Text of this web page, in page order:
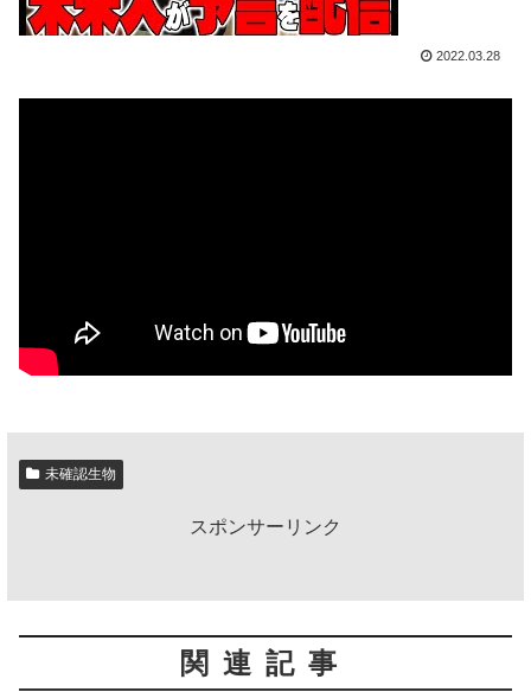
2022.03.28
未確認生物
スポンサーリンク
関連記事